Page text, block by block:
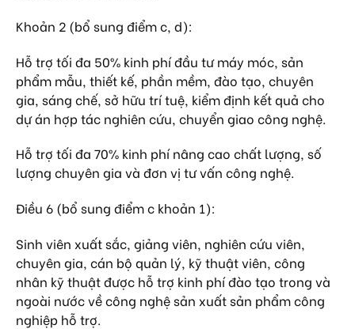
Khoản 2 (bổ sung điểm c, d):
Hỗ trợ tối đa 50% kinh phí đầu tư máy móc, sản
phẩm mẫu, thiết kế, phần mềm, đào tạo, chuyên
gia, sáng chế, sở hữu trí tuệ, kiểm định kết quả cho
dự án hợp tác nghiên cứu, chuyển giao công nghệ.
Hỗ trợ tối đa 70% kinh phí nâng cao chất lượng, số
lượng chuyên gia và đơn vị tư vấn công nghệ.
Điều 6 (bổ sung điểm c khoản 1):
Sinh viên xuất sắc, giảng viên, nghiên cứu viên,
chuyên gia, cán bộ quản lý, kỹ thuật viên, công
nhân kỹ thuật được hỗ trợ kinh phí đào tạo trong và
ngoài nước về công nghệ sản xuất sản phẩm công
nghiệp hỗ trợ.